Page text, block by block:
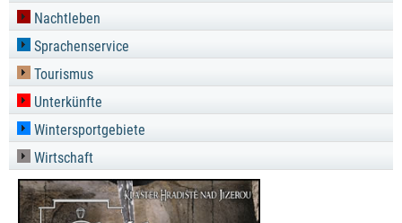
Nachtleben
Sprachenservice
Tourismus
Unterkünfte
Wintersportgebiete
Wirtschaft